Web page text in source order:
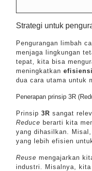
Strategi untuk
Pengurangan limbah
menjaga lingkungan
tepat, kita bisa
meningkatkan
dua cara utama untuk
Penerapan prinsip 3R
Prinsip 3R sangat
Reduce berarti kita
yang dihasilkan.
yang lebih efisien
Reuse mengajarkan
industri. Misalnya, kita